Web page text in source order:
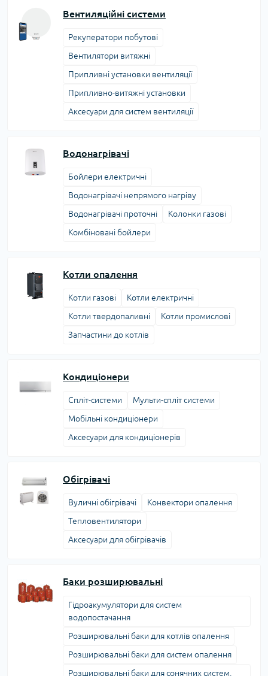
Вентиляційні системи
Рекуператори побутові
Вентилятори витяжні
Припливні установки вентиляції
Припливно-витяжні установки
Аксесуари для систем вентиляції
Водонагрівачі
Бойлери електричні
Водонагрівачі непрямого нагріву
Водонагрівачі проточні
Колонки газові
Комбіновані бойлери
Котли опалення
Котли газові
Котли електричні
Котли твердопаливні
Котли промислові
Запчастини до котлів
Кондиціонери
Спліт-системи
Мульти-спліт системи
Мобільні кондиціонери
Аксесуари для кондиціонерів
Обігрівачі
Вуличні обігрівачі
Конвектори опалення
Тепловентилятори
Аксесуари для обігрівачів
Баки розширювальні
Гідроакумулятори для систем
водопостачання
Розширювальні баки для котлів опалення
Розширювальні баки для систем опалення
Розширювальні баки для сонячних систем,